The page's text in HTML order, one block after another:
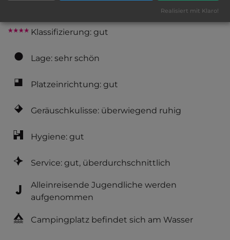
Klassifizierung: gut
Lage: sehr schön
Platzeinrichtung: gut
Geräuschkulisse: überwiegend ruhig
Hygiene: gut
Service: gut, überdurchschnittlich
Alleinreisende Jugendliche werden
aufgenommen
Campingplatz befindet sich am Wasser
Realisiert mit Klaro!